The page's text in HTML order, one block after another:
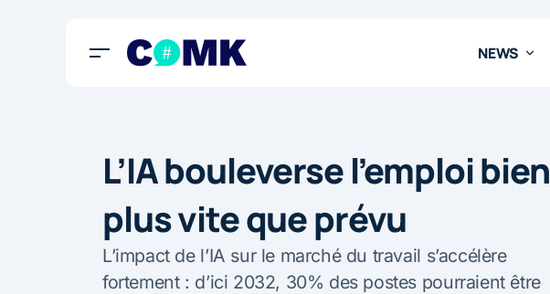
NEWS
L’IA bouleverse l’emploi bien
plus vite que prévu
L’impact de l’IA sur le marché du travail s’accélère
fortement : d’ici 2032, 30% des postes pourraient être